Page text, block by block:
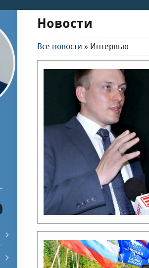
Новости
Все новости » Интервью